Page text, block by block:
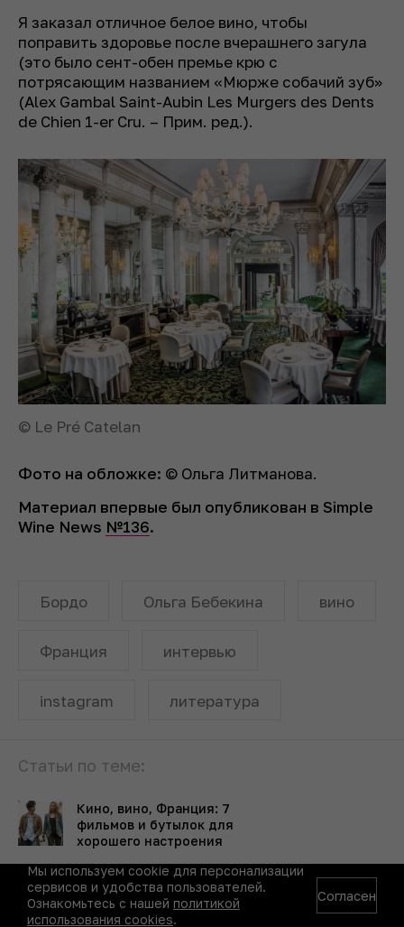
Я заказал отличное белое вино, чтобы
поправить здоровье после вчерашнего загула
(это было сент-обен премье крю с
потрясающим названием «Мюрже собачий зуб»
(Alex Gambal Saint-Aubin Les Murgers des Dents
de Chien 1-er Cru. – Прим. ред.).
© Le Pré Catelan
Фото на обложке: © Ольга Литманова.
Материал впервые был опубликован в Simple
Wine News №136.
Бордо Ольга Бебекина вино
Франция интервью
instagram литература
Статьи по теме:
Кино, вино, Франция: 7
фильмов и бутылок для
хорошего настроения
Что пьют или мечтают
выпить литературные
герои
Мы используем cookie для персонализации
сервисов и удобства пользователей.
Ознакомьтесь с нашей политикой
использования cookies.
Согласен